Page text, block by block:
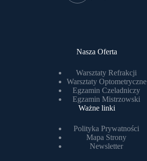
Nasza Oferta
Warsztaty Refrakcji
Warsztaty Optometryczne
Egzamin Czeladniczy
Egzamin Mistrzowski
Ważne linki
Polityka Prywatności
Mapa Strony
Newsletter